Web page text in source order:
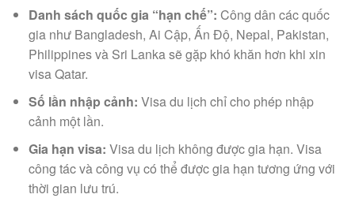
Danh sách quốc gia “hạn chế”: Công dân các quốc
gia như Bangladesh, Ai Cập, Ấn Độ, Nepal, Pakistan,
Philippines và Sri Lanka sẽ gặp khó khăn hơn khi xin
visa Qatar.
Số lần nhập cảnh: Visa du lịch chỉ cho phép nhập
cảnh một lần.
Gia hạn visa: Visa du lịch không được gia hạn. Visa
công tác và công vụ có thể được gia hạn tương ứng với
thời gian lưu trú.